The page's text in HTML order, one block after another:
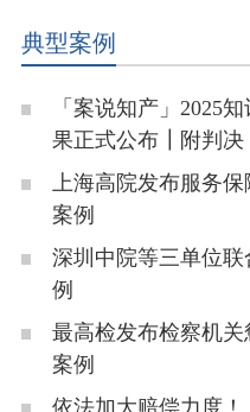
典型案例
「案说知产」2025
果正式公布┃附判决
上海高院发布服务
案例
深圳中院等三单位
例
最高检发布检察机
案例